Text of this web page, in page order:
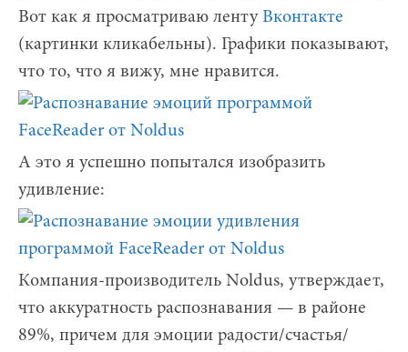
Вот как я просматриваю ленту Вконтакте
(картинки кликабельны). Графики показывают,
что то, что я вижу, мне нравится.
А это я успешно попытался изобразить
удивление:
Компания-производитель Noldus, утверждает,
что аккуратность распознавания — в районе
89%, причем для эмоции радости/счастья/